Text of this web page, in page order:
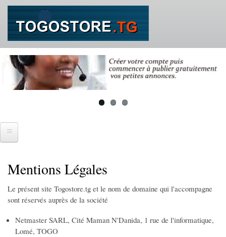
Aller
au
contenu
principal
SE CONNECTER
IMMOBILIER
Locations immobilières
Mentions Légales
Le présent site Togostore.tg et le nom de domaine qui l'accompagne
sont réservés auprès de la société
Netmaster SARL, Cité Maman N'Danida, 1 rue de l'informatique,
Lomé, TOGO